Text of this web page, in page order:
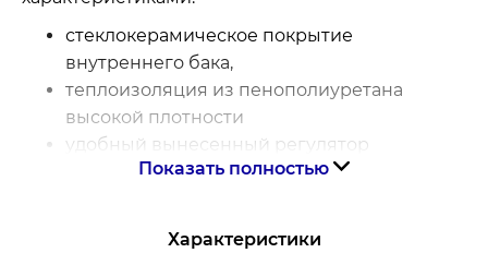
стеклокерамическое покрытие
внутреннего бака,
теплоизоляция из пенополиуретана
высокой плотности
удобный вынесенный регулятор
температуры
не требует монтажа на стену
Показать полностью
Характеристики